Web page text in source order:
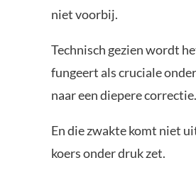
niet voorbij.
Technisch gezien wordt
fungeert als cruciale
naar een diepere correctie.
En die zwakte komt niet
koers onder druk zet.